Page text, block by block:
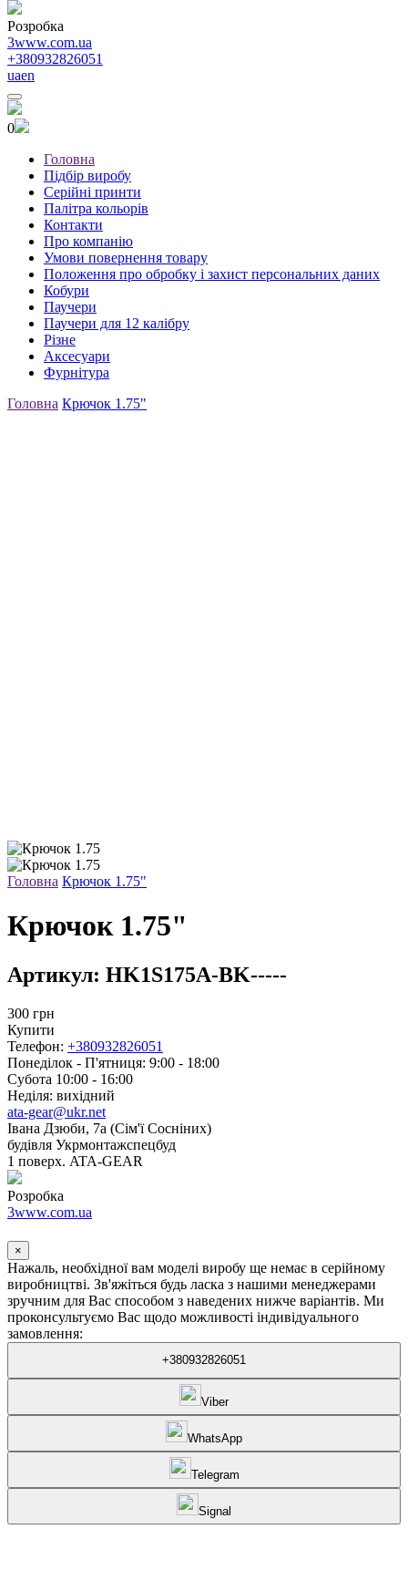
Розробка
3www.com.ua
+380932826051
uaen
0
Головна
Підбір виробу
Серійні принти
Палітра кольорів
Контакти
Про компанію
Умови повернення товару
Положення про обробку і захист персональних даних
Кобури
Паучери
Паучери для 12 калібру
Різне
Аксесуари
Фурнітура
Головна Крючок 1.75"
Головна Крючок 1.75"
Крючок 1.75"
Артикул: HK1S175A-BK-----
300 грн
Купити
Телефон: +380932826051
Понеділок - П'ятниця: 9:00 - 18:00
Субота 10:00 - 16:00
Неділя: вихідний
ata-gear@ukr.net
Івана Дзюби, 7а (Сім'ї Сосніних)
будівля Укрмонтажспецбуд
1 поверх. ATA-GEAR
Розробка
3www.com.ua
×
Нажаль, необхідної вам моделі виробу ще немає в серійному
виробництві. Зв'яжіться будь ласка з нашими менеджерами
зручним для Вас способом з наведених нижче варіантів. Ми
проконсультуємо Вас щодо можливості індивідуального
замовлення:
+380932826051
Viber
WhatsApp
Telegram
Signal